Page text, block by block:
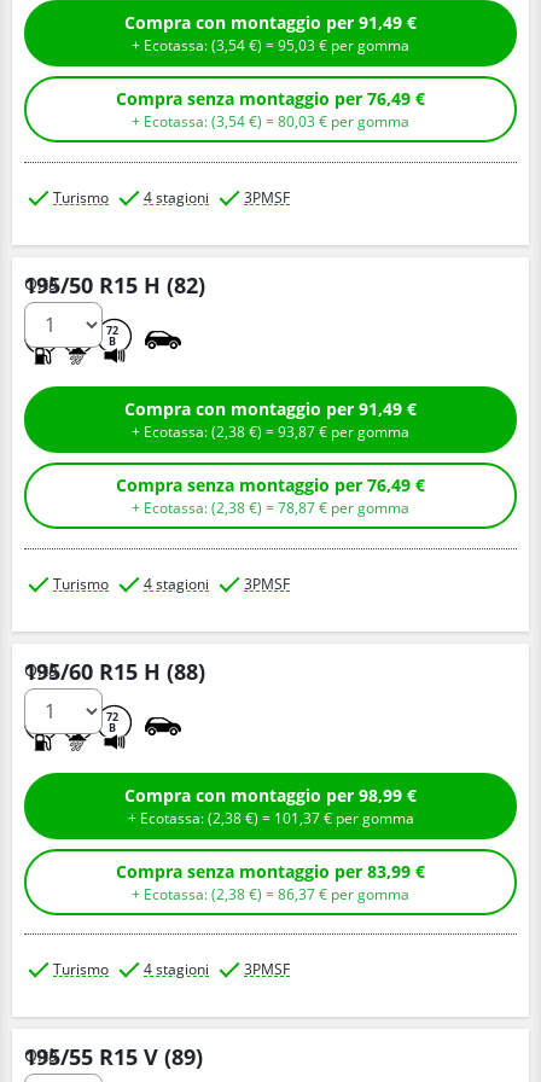
Compra con montaggio per 91,49 €
+ Ecotassa: (3,54€ ) =95,03€ per gomma
Compra senza montaggio per 76,49 €
+ Ecotassa: (3,54€ ) =80,03 € per gomma
Turismo 4 stagioni 3PMSF
195/50 R15 H (82)
72
B
Q.tà
Compra con montaggio per 91,49 €
+ Ecotassa: (2,38€ ) =93,87€ per gomma
Compra senza montaggio per 76,49 €
+ Ecotassa: (2,38€ ) =78,87€ per gomma
Turismo 4 stagioni 3PMSF
195/60 R15 H (88)
72
B
Q.tà
Compra con montaggio per 98,99 €
+ Ecotassa: (2,38€ ) = 101,37€ per gomma
Compra senza montaggio per 83,99 €
+ Ecotassa: (2,38€ ) =86,37€ per gomma
Turismo 4 stagioni 3PMSF
195/55 R15 V (89)
Q.tà